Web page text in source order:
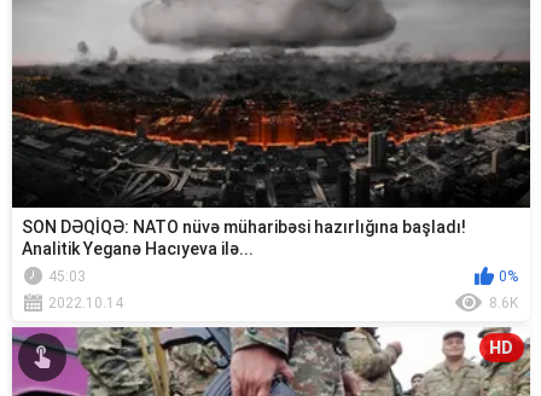
SON DƏQİQƏ: NATO nüvə müharibəsi hazırlığına başladı!
Analitik Yeganə Hacıyeva ilə...
45:03
0%
2022.10.14
8.6K
HD